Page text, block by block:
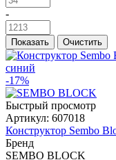
-
Показать Очистить
-17%
Быстрый просмотр
Артикул: 607018
Конструктор Sembo
Бренд
SEMBO BLOCK